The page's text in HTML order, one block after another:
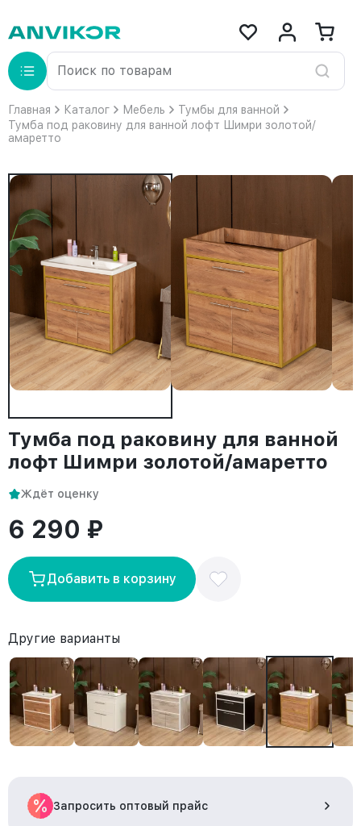
Главная Каталог Мебель
Тумбы для ванной
Тумба под раковину для ванной лофт Шимри золотой/
амаретто
Тумба под раковину для ванной
лофт Шимри золотой/амаретто
Ждёт оценку
6 290 ₽
Добавить в корзину
Другие варианты
Запросить оптовый прайс